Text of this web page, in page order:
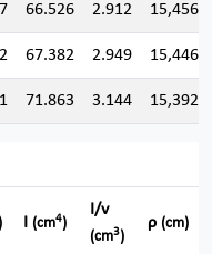
66.526 2.912 15,456
67.382 2.949 15,446
71.863 3.144 15,392
) I (cm4)
I/v
(cm3)
ρ (cm)